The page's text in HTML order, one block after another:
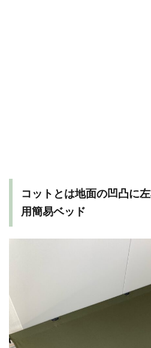
コットとは地面の凹凸に
用簡易ベッド